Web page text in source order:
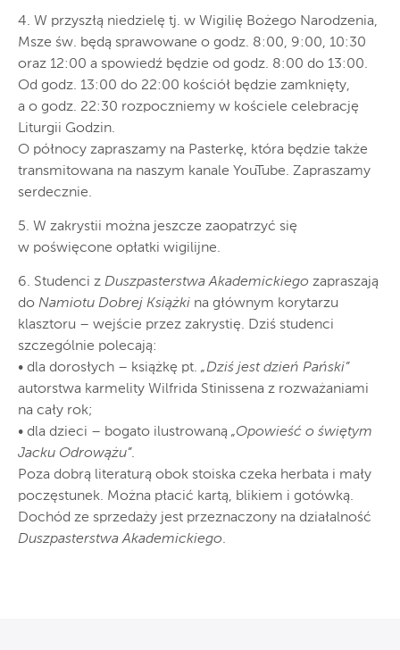
4. W przyszłą niedzielę tj. w Wigilię Bożego Narodzenia,
Msze św. będą sprawowane o godz. 8:00, 9:00, 10:30
oraz 12:00 a spowiedź będzie od godz. 8:00 do 13:00.
Od godz. 13:00 do 22:00 kościół będzie zamknięty,
a o godz. 22:30 rozpoczniemy w kościele celebrację
Liturgii Godzin.
O północy zapraszamy na Pasterkę, która będzie także
transmitowana na naszym kanale YouTube. Zapraszamy
serdecznie.
5. W zakrystii można jeszcze zaopatrzyć się
w poświęcone opłatki wigilijne.
6. Studenci z Duszpasterstwa Akademickiego zapraszają
do Namiotu Dobrej Książki na głównym korytarzu
klasztoru – wejście przez zakrystię. Dziś studenci
szczególnie polecają:
• dla dorosłych – książkę pt. „Dziś jest dzień Pański”
autorstwa karmelity Wilfrida Stinissena z rozważaniami
na cały rok;
• dla dzieci – bogato ilustrowaną „Opowieść o świętym
Jacku Odrowążu”.
Poza dobrą literaturą obok stoiska czeka herbata i mały
poczęstunek. Można płacić kartą, blikiem i gotówką.
Dochód ze sprzedaży jest przeznaczony na działalność
Duszpasterstwa Akademickiego.